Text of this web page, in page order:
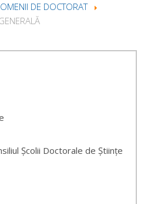
DE DOCTORAT
Școlii Doctorale de Științe